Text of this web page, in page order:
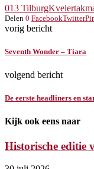
013 TilburgKvelertak
Delen 0 FacebookTwitter
vorig bericht
Seventh Wonder – Tiara
volgend bericht
De eerste headliners en
Kijk ook eens naar
Historische editie